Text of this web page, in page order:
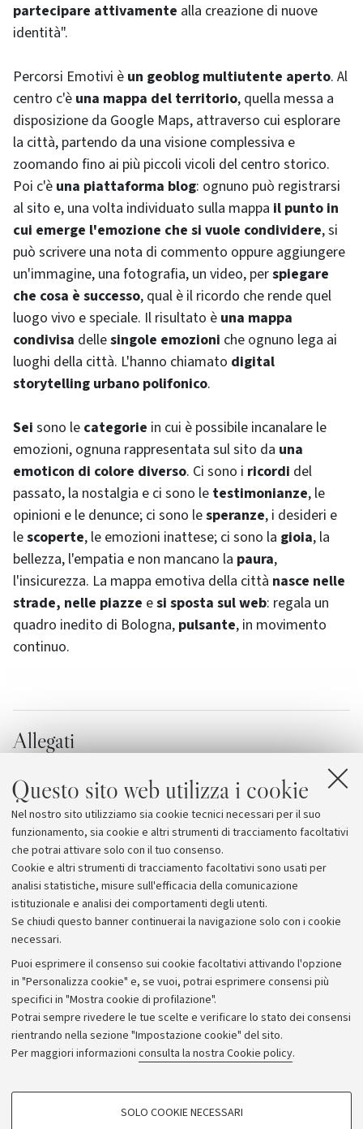
Questo sito web utilizza i cookie
Nel nostro sito utilizziamo sia cookie tecnici necessari per il suo
funzionamento, sia cookie e altri strumenti di tracciamento facoltativi
che potrai attivare solo con il tuo consenso.
Cookie e altri strumenti di tracciamento facoltativi sono usati per
analisi statistiche, misure sull'efficacia della comunicazione
istituzionale e analisi dei comportamenti degli utenti.
Se chiudi questo banner continuerai la navigazione solo con i cookie
necessari.
Puoi esprimere il consenso sui cookie facoltativi attivando l'opzione
in "Personalizza cookie" e, se vuoi, potrai esprimere consensi più
specifici in "Mostra cookie di profilazione".
Potrai sempre rivedere le tue scelte e verificare lo stato dei consensi
rientrando nella sezione "Impostazione cookie" del sito.
Per maggiori informazioni consulta la nostra Cookie policy.
COOKIE DI PROFILAZIONE - FACOLTATIVI
SOLO COOKIE NECESSARI
partecipare attivamente alla creazione di nuove
identità".
Percorsi Emotivi è un geoblog multiutente aperto. Al
centro c'è una mappa del territorio, quella messa a
disposizione da Google Maps, attraverso cui esplorare
la città, partendo da una visione complessiva e
zoomando fino ai più piccoli vicoli del centro storico.
Poi c'è una piattaforma blog: ognuno può registrarsi
al sito e, una volta individuato sulla mappa il punto in
cui emerge l'emozione che si vuole condividere, si
può scrivere una nota di commento oppure aggiungere
un'immagine, una fotografia, un video, perspiegare
che cosa è successo, qual è il ricordo che rende quel
luogo vivo e speciale. Il risultato è una mappa
condivisa dellesingole emozioni che ognuno lega ai
luoghi della città. L'hanno chiamato digital
storytelling urbano polifonico.
Sei sono le categorie in cui è possibile incanalare le
emozioni, ognuna rappresentata sul sito da una
emoticon di colore diverso. Ci sono i ricordi del
passato, la nostalgia e ci sono le testimonianze, le
opinioni e le denunce; ci sono lesperanze, i desideri e
lescoperte, le emozioni inattese; ci sono la gioia, la
bellezza, l'empatia e non mancano la paura,
l'insicurezza. La mappa emotiva della città nasce nelle
strade, nelle piazze esi sposta sul web: regala un
quadro inedito di Bologna, pulsante, in movimento
continuo.
Allegati
Mappe Urbane
Istituto Gramsci
Archivio
Comunicati stampa
Redazione
Rassegna stampa